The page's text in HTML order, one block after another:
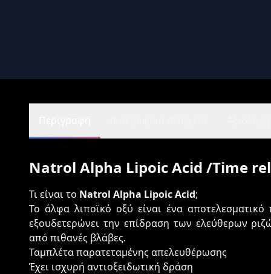
Natrol Alpha Lipoic Acid /Time
Τι είναι το Natrol Alpha Lipoic Acid;
Το άλφα λιποϊκό οξύ είναι ένα
εξουδετερώνει την επίδραση των ελεύθερων
από πιθανές βλάβες.
Ταμπλέτα παρατεταμένης απελευθέρωσης
Έχει ισχυρή αντιοξειδωτική δράση